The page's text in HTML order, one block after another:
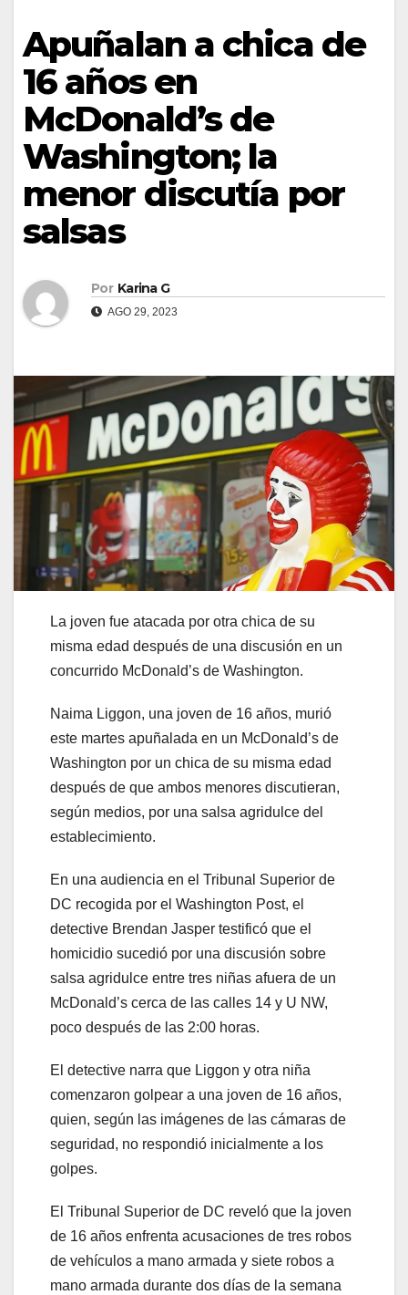
Apuñalan a chica de
16 años en
McDonald’s de
Washington; la
menor discutía por
salsas
Por Karina G
AGO 29, 2023
La joven fue atacada por otra chica de su
misma edad después de una discusión en un
concurrido McDonald’s de Washington.
Naima Liggon, una joven de 16 años, murió
este martes apuñalada en un McDonald’s de
Washington por un chica de su misma edad
después de que ambos menores discutieran,
según medios, por una salsa agridulce del
establecimiento.
En una audiencia en el Tribunal Superior de
DC recogida por el Washington Post, el
detective Brendan Jasper testificó que el
homicidio sucedió por una discusión sobre
salsa agridulce entre tres niñas afuera de un
McDonald’s cerca de las calles 14 y U NW,
poco después de las 2:00 horas.
El detective narra que Liggon y otra niña
comenzaron golpear a una joven de 16 años,
quien, según las imágenes de las cámaras de
seguridad, no respondió inicialmente a los
golpes.
El Tribunal Superior de DC reveló que la joven
de 16 años enfrenta acusaciones de tres robos
de vehículos a mano armada y siete robos a
mano armada durante dos días de la semana